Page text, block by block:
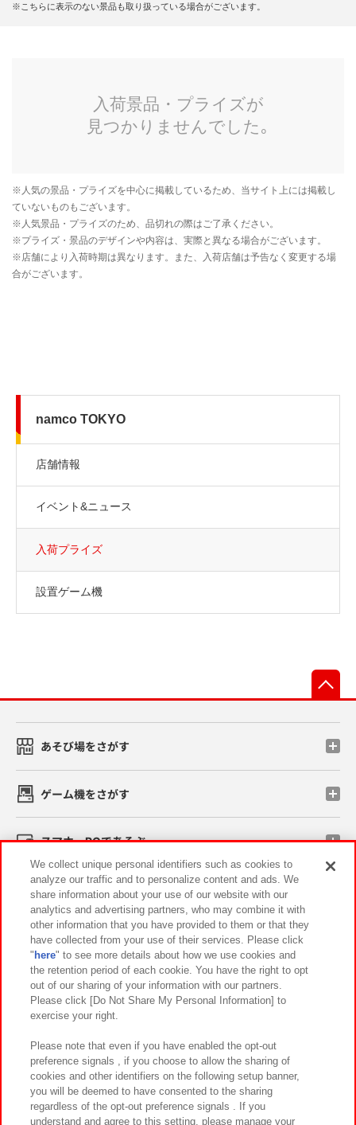
※こちらに表示のない景品も取り扱っている場合がございます。
namco TOKYO
店舗情報
イベント&ニュース
入荷プライズ
設置ゲーム機
あそび場をさがす
ゲーム機をさがす
スマホ・PCであそぶ
イベント・キャンペーン
関連会社 サステナビリティ サイトポリシー
プライバシーポリシー ウェブアクセシビリティ方針と検証結果
お取引先さまとともに
カスタマーハラスメント対応方針 よくあるご質問・お問い合わせ
We collect unique personal identifiers such as cookies to
analyze our traffic and to personalize content and ads. We
share information about your use of our website with our
analytics and advertising partners, who may combine it with
other information that you have provided to them or that they
have collected from your use of their services. Please click
" here" to see more details about how we use cookies and
the retention period of each cookie. You have the right to opt
out of our sharing of your information with our partners.
Please click [Do Not Share My Personal Information] to
exercise your right.
Please note that even if you have enabled the opt-out
preference signals , if you choose to allow the sharing of
cookies and other identifiers on the following setup banner,
you will be deemed to have consented to the sharing
regardless of the opt-out preference signals . If you
understand and agree to this setting, please manage your